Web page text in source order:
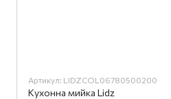
Артикул: LIDZCOL06780500200
Кухонна мийка Lidz